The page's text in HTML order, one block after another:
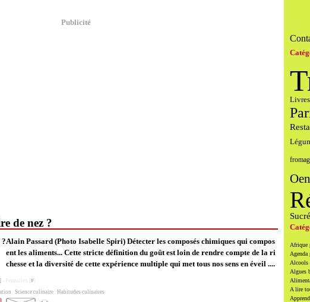
Publicité
de nez ?
Alain Passard (Photo Isabelle Spiri) Détecter les composés chimiques qui compos
ent les aliments... Cette stricte définition du goût est loin de rendre compte de la ri
chesse et la diversité de cette expérience multiple qui met tous nos sens en éveil ....
] - Permalien [ #
Science culinaire Habitudes culinaires
Sucré
Afrique
Agenda
Alcools
Algues
A lire